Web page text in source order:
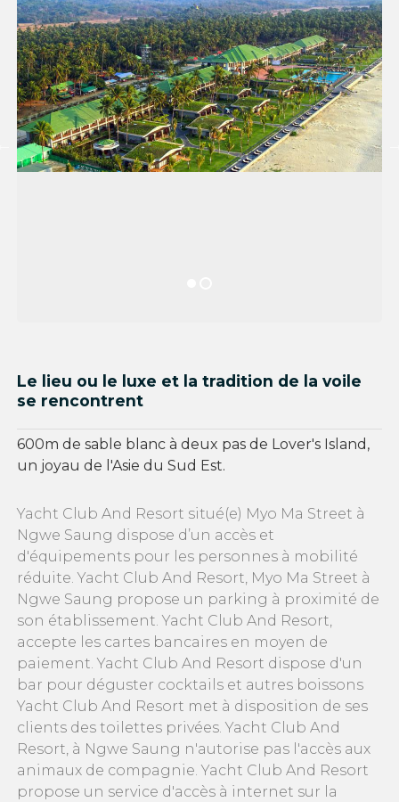
Le lieu ou le luxe et la tradition de la voile
se rencontrent
600m de sable blanc à deux pas de Lover's Island,
un joyau de l'Asie du Sud Est.
Yacht Club And Resort situé(e) Myo Ma Street à
Ngwe Saung dispose d’un accès et
d'équipements pour les personnes à mobilité
réduite. Yacht Club And Resort, Myo Ma Street à
Ngwe Saung propose un parking à proximité de
son établissement. Yacht Club And Resort,
accepte les cartes bancaires en moyen de
paiement. Yacht Club And Resort dispose d'un
bar pour déguster cocktails et autres boissons
Yacht Club And Resort met à disposition de ses
clients des toilettes privées. Yacht Club And
Resort, à Ngwe Saung n'autorise pas l'accès aux
animaux de compagnie. Yacht Club And Resort
propose un service d'accès à internet sur la